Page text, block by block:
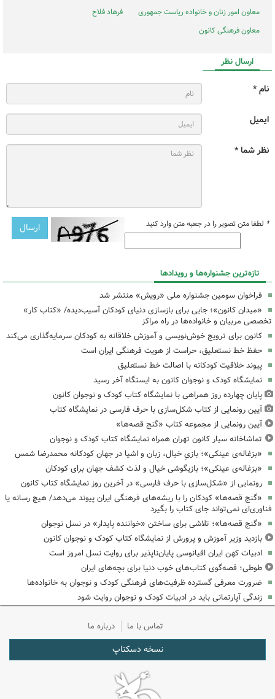
معاون امور زنان و خانواده ریاست جمهوری
فرهاد فلاح
معاون فرهنگی کانون
ارسال نظر
نام *
ایمیل
نظر شما *
* لطفا متن تصویر را در جعبه متن وارد کنید
تازه‌ترین جشنواره‌ها و رویدادها
فراخوان سومین جشنواره ملی «رویش» منتشر شد
«میدان کانون»؛ جایی برای بازسازی دنیای کودکان آسیب‌دیده/ «کتاب کار»
تخصصی مربیان و خانواده‌ها در راه مراکز
کانون برای ترویج خوش‌نویسی و آموزش خلاقانه به کودکان سرمایه‌گذاری می‌کند
حفظ خط نستعلیق، حراست از هویت فرهنگی ایران است
پیوند خلاقیت کودکانه با اصالت خط نستعلیق
نمایشگاه کودک و نوجوان کانون به ایستگاه آخر رسید
پایان چهارده روز همراهی با نمایشگاه کتاب کودک و نوجوان کانون
آیین رونمایی از کتاب شکل‌سازی با حرف فارسی در نمایشگاه کتاب
آیین رونمایی از مجموعه کتاب «گنج قصه‌ها»
تماشاخانه سیار کانون تهران همراه نمایشگاه کتاب کودک و نوجوان
«بزغاله‌ی عینکی»؛ بازیِ خیال، زبان و اشیا در جهان کودکانه محمدرضا شمس
«بزغاله‌ی عینکی»؛ بازیگوشی خیال و لذت کشف جهان برای کودکان
رونمایی از «شکل‌سازی با حرف فارسی» در آخرین روز نمایشگاه کتاب کانون
«گنج قصه‌ها» کودکان را با ریشه‌های فرهنگی ایران پیوند می‌دهد/ هیچ رسانه یا
فناوری‌ای نمی‌تواند جای کتاب را بگیرد
«گنج قصه‌ها»؛ تلاشی برای ساختن «خواننده پایدار» در نسل نوجوان
بازدید وزیر آموزش و پرورش از نمایشگاه کتاب کودک و نوجوان کانون
ادبیات کهن ایران اقیانوسی پایان‌ناپذیر برای روایت نسل امروز است
طوطی؛ قصه‌گوی کتاب‌های خوب دنیا برای بچه‌های ایران
ضرورت معرفی گسترده ظرفیت‌های فرهنگی کودک و نوجوان به خانواده‌ها
زندگی آپارتمانی باید در ادبیات کودک و نوجوان روایت شود
تماس با ما درباره ما
نسخه دسکتاپ